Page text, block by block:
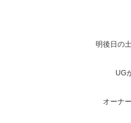
明後日の
UG
オーナ